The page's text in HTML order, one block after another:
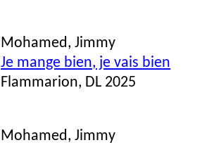
Mohamed, Jimmy
Je mange bien, je vais bien
Flammarion, DL 2025
Mohamed, Jimmy